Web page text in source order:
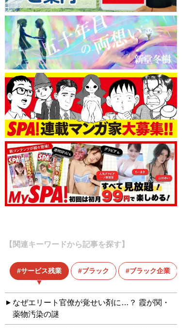
【関連キーワードから記事を探す】
サービス残業 ブラック ブラック企業
なぜエリート官僚が覚せい剤に…？ 霞が関・
薬物汚染の謎